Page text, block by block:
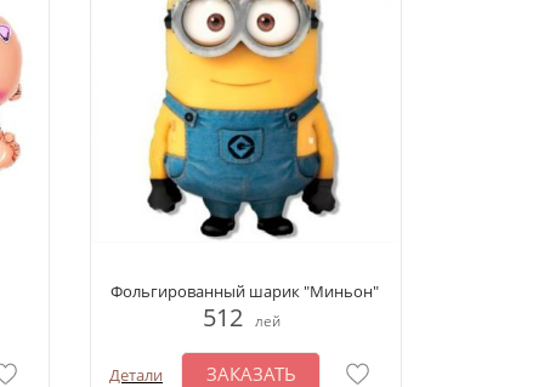
Фольгированный шарик "Миньон"
512 лей
Детали ЗАКАЗАТЬ